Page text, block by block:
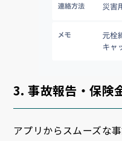
3. 事故報告・保険
アプリからスムーズな